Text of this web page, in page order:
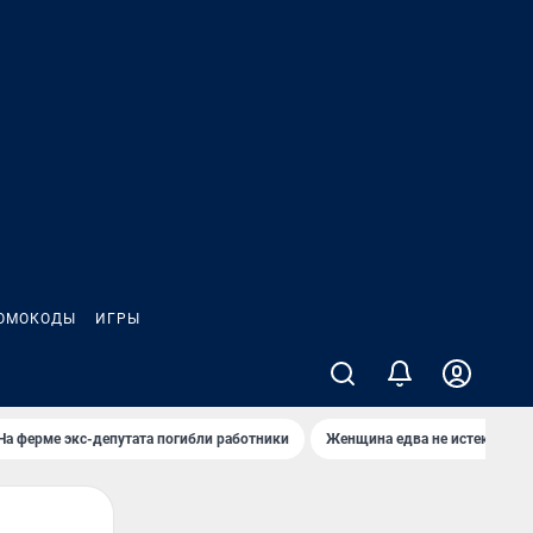
ИГРЫ
ферме экс-депутата погибли работники Женщина едва не истекла